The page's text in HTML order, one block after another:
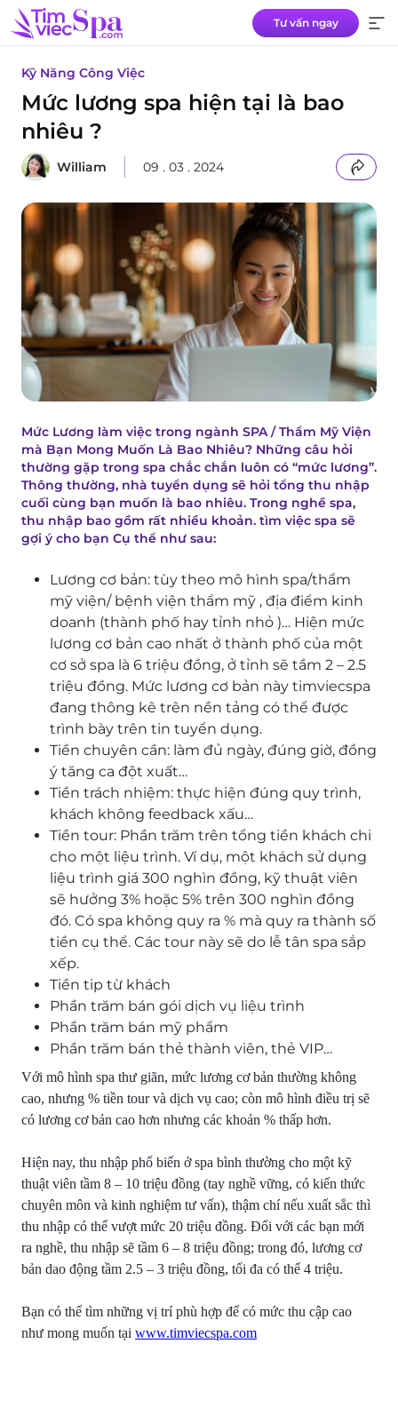
Tư vấn ngay
Tư vấn ngay
Kỹ Năng Công Việc
Mức lương spa hiện tại là bao
nhiêu ?
William 09 . 03 . 2024
Mức Lương làm việc trong ngành SPA / Thẩm Mỹ Viện
mà Bạn Mong Muốn Là Bao Nhiêu? Những câu hỏi
thường gặp trong spa chắc chắn luôn có “mức lương”.
Thông thường, nhà tuyển dụng sẽ hỏi tổng thu nhập
cuối cùng bạn muốn là bao nhiêu. Trong nghề spa,
thu nhập bao gồm rất nhiều khoản. tìm việc spa sẽ
gợi ý cho bạn Cụ thể như sau:
Lương cơ bản: tùy theo mô hình spa/thẩm
mỹ viện/ bệnh viện thẩm mỹ , địa điểm kinh
doanh (thành phố hay tỉnh nhỏ )… Hiện mức
lương cơ bản cao nhất ở thành phố của một
cơ sở spa là 6 triệu đồng, ở tỉnh sẽ tầm 2 – 2.5
triệu đồng. Mức lương cơ bản này timviecspa
đang thông kê trên nền tảng có thể được
trình bày trên tin tuyển dụng.
Tiền chuyên cần: làm đủ ngày, đúng giờ, đồng
ý tăng ca đột xuất…
Tiền trách nhiệm: thực hiện đúng quy trình,
khách không feedback xấu…
Tiền tour: Phần trăm trên tổng tiền khách chi
cho một liệu trình. Ví dụ, một khách sử dụng
liệu trình giá 300 nghìn đồng, kỹ thuật viên
sẽ hưởng 3% hoặc 5% trên 300 nghìn đồng
đó. Có spa không quy ra % mà quy ra thành số
tiền cụ thể. Các tour này sẽ do lễ tân spa sắp
xếp.
Tiền tip từ khách
Phần trăm bán gói dịch vụ liệu trình
Phần trăm bán mỹ phẩm
Phần trăm bán thẻ thành viên, thẻ VIP…
Với mô hình spa thư giãn, mức lương cơ bản thường không
cao, nhưng % tiền tour và dịch vụ cao; còn mô hình điều trị sẽ
có lương cơ bản cao hơn nhưng các khoản % thấp hơn.
Hiện nay, thu nhập phổ biến ở spa bình thường cho một kỹ
thuật viên tầm 8 – 10 triệu đồng (tay nghề vững, có kiến thức
chuyên môn và kinh nghiệm tư vấn), thậm chí nếu xuất sắc thì
thu nhập có thể vượt mức 20 triệu đồng. Đối với các bạn mới
ra nghề, thu nhập sẽ tầm 6 – 8 triệu đồng; trong đó, lương cơ
bản dao động tầm 2.5 – 3 triệu đồng, tối đa có thể 4 triệu.
Bạn có thể tìm những vị trí phù hợp để có mức thu cập cao
như mong muốn tại www.timviecspa.com